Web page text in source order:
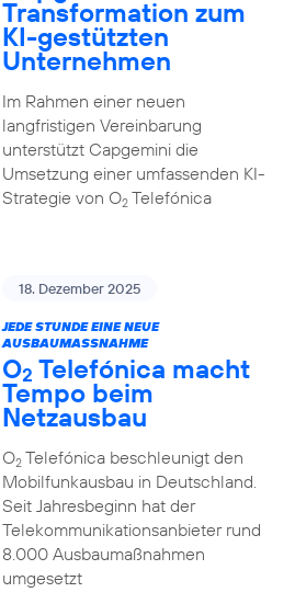
Transformation zum
KI-gestützten
Unternehmen
Im Rahmen einer neuen
langfristigen Vereinbarung
unterstützt Capgemini die
Umsetzung einer umfassenden KI-
Strategie von O2Telefónica
18. Dezember 2025
JEDE STUNDE EINE NEUE
AUSBAUMASSNAHME
O2 Telefónica macht
Tempo beim
Netzausbau
O2Telefónica beschleunigt den
Mobilfunkausbau in Deutschland.
Seit Jahresbeginn hat der
Telekommunikationsanbieter rund
8.000 Ausbaumaßnahmen
umgesetzt